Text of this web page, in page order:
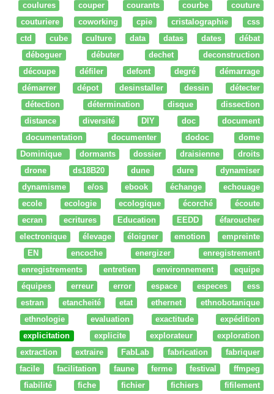
coulures
couper courants courbe
couture
couturiere
coworking cpie cristalographie
css
ctd
cube culture data datas dates
débat
déboguer
débuter dechet
deconstruction
découpe
défiler defont degré
démarrage
démarrer
dépot desinstaller dessin
détecter
détection
détermination disque
dissection
distance
diversité DIY doc
document
documentation
documenter dodoc
dome
Dominique
dormants dossier draisienne
droits
drone
ds18B20 dune dure
dynamiser
dynamisme
e/os ebook échange
echouage
ecole
ecologie ecologique écorché
écoute
ecran
ecritures Education EEDD
éfaroucher
electronique
élevage éloigner emotion
empreinte
EN
encoche energizer
enregistrement
enregistrements
entretien environnement
equipe
équipes
erreur error espace especes
ess
estran
etancheité etat ethernet
ethnobotanique
ethnologie
evaluation exactitude
expédition
explicitation
explicite explorateur
exploration
extraction
extraire FabLab fabrication
fabriquer
facile
facilitation faune ferme festival
ffmpeg
fiabilité
fiche fichier fichiers fifilement